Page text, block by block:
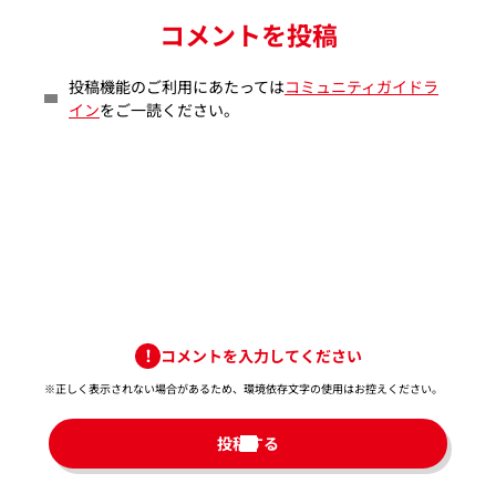
コメントを投稿
投稿機能のご利用にあたってはコミュニティガイドラ
インをご一読ください。
コメントを入力してください
※正しく表示されない場合があるため、環境依存文字の使用はお控えください。​
投稿する